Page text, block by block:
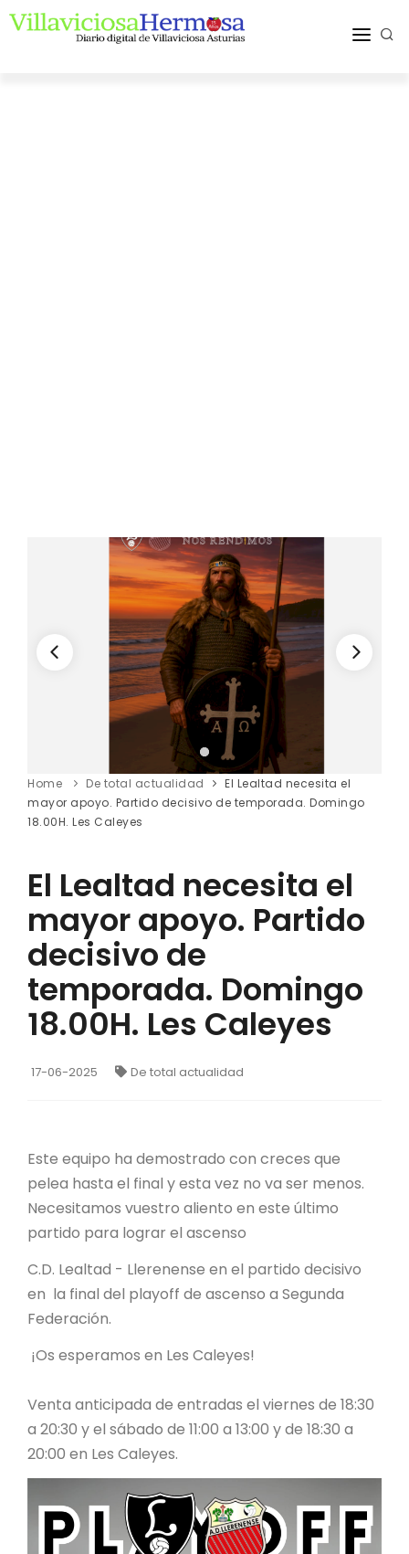
Home De total actualidad
El Lealtad necesita el
mayor apoyo. Partido decisivo de temporada. Domingo
18.00H. Les Caleyes
El Lealtad necesita el
mayor apoyo. Partido
decisivo de
temporada. Domingo
18.00H. Les Caleyes
17-06-2025 De total actualidad
Este equipo ha demostrado con creces que
pelea hasta el final y esta vez no va ser menos.
Necesitamos vuestro aliento en este último
partido para lograr el ascenso
C.D. Lealtad - Llerenense en el partido decisivo
en la final del playoff de ascenso a Segunda
Federación.
¡Os esperamos en Les Caleyes!
Venta anticipada de entradas el viernes de 18:30
a 20:30 y el sábado de 11:00 a 13:00 y de 18:30 a
20:00 en Les Caleyes.